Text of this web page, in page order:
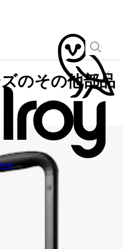
明
のその他部品